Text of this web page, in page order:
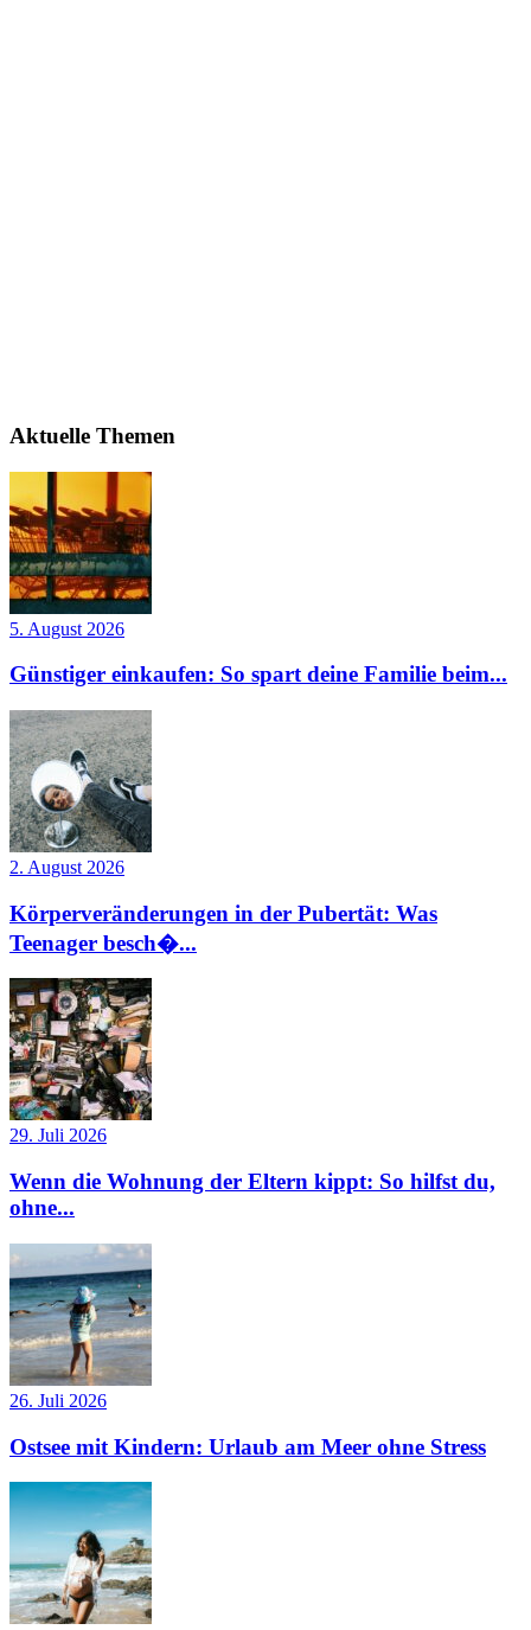
Aktuelle Themen
5. August 2026
Günstiger einkaufen: So spart deine Familie beim...
2. August 2026
Körperveränderungen in der Pubertät: Was
Teenager besch�...
29. Juli 2026
Wenn die Wohnung der Eltern kippt: So hilfst du,
ohne...
26. Juli 2026
Ostsee mit Kindern: Urlaub am Meer ohne Stress